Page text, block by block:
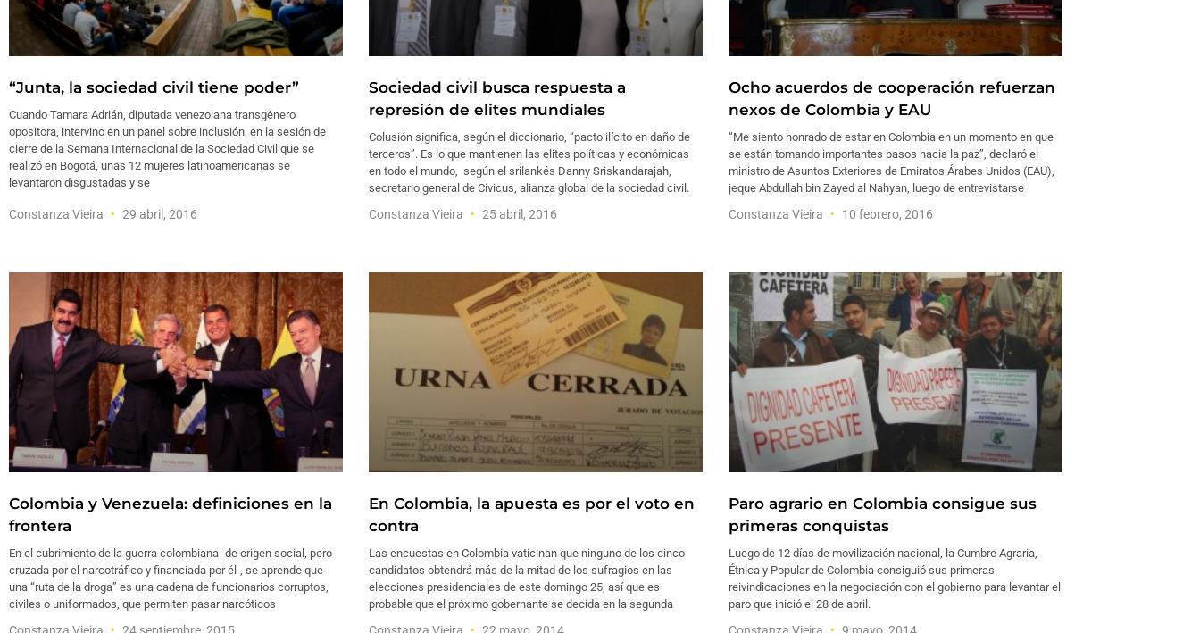
“Junta, la sociedad civil tiene poder”
Cuando Tamara Adrián, diputada venezolana transgénero
opositora, intervino en un panel sobre inclusión, en la sesión de
cierre de la Semana Internacional de la Sociedad Civil que se
realizó en Bogotá, unas 12 mujeres latinoamericanas se
levantaron disgustadas y se
Constanza Vieira 29 abril, 2016
Sociedad civil busca respuesta a
represión de elites mundiales
Colusión significa, según el diccionario, “pacto ilícito en daño de
terceros”. Es lo que mantienen las elites políticas y económicas
en todo el mundo, según el srilankés Danny Sriskandarajah,
secretario general de Civicus, alianza global de la sociedad civil.
Constanza Vieira 25 abril, 2016
Ocho acuerdos de cooperación refuerzan
nexos de Colombia y EAU
“Me siento honrado de estar en Colombia en un momento en que
se están tomando importantes pasos hacia la paz”, declaró el
ministro de Asuntos Exteriores de Emiratos Árabes Unidos (EAU),
jeque Abdullah bin Zayed al Nahyan, luego de entrevistarse
Constanza Vieira 10 febrero, 2016
Colombia y Venezuela: definiciones en la
frontera
En el cubrimiento de la guerra colombiana -de origen social, pero
cruzada por el narcotráfico y financiada por él-, se aprende que
una “ruta de la droga” es una cadena de funcionarios corruptos,
civiles o uniformados, que permiten pasar narcóticos
En Colombia, la apuesta es por el voto en
contra
Las encuestas en Colombia vaticinan que ninguno de los cinco
candidatos obtendrá más de la mitad de los sufragios en las
elecciones presidenciales de este domingo 25, así que es
probable que el próximo gobernante se decida en la segunda
Paro agrario en Colombia consigue sus
primeras conquistas
Luego de 12 días de movilización nacional, la Cumbre Agraria,
Étnica y Popular de Colombia consiguió sus primeras
reivindicaciones en la negociación con el gobierno para levantar el
paro que inició el 28 de abril.